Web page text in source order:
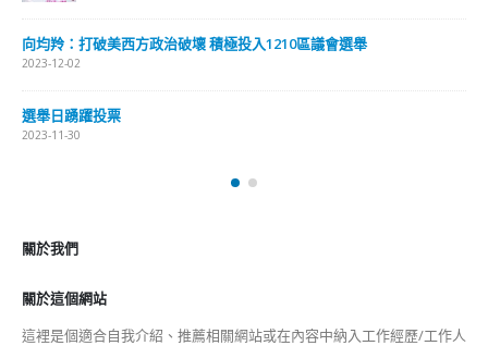
向均羚：打破美西方政治破壞 積極投入1210區議會選舉
2023-12-02
選舉日踴躍投票
2023-11-30
關於我們
關於這個網站
這裡是個適合自我介紹、推薦相關網站或在內容中納入工作經歷/工作人